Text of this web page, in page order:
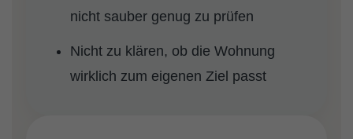
nicht sauber genug zu prüfen
Nicht zu klären, ob die Wohnung
wirklich zum eigenen Ziel passt